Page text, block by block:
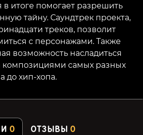
в итоге помогает разрешить
тайну. Саундтрек проекта,
треков, позволит
с персонажами. Также
возможность насладиться
композициями самых разных
до хип-хопа.
0 ОТЗЫВЫ 0